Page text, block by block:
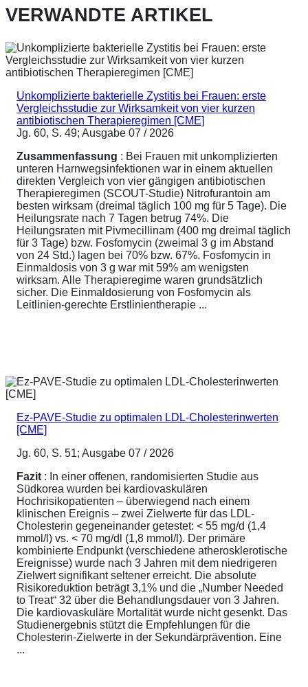
VERWANDTE ARTIKEL
Unkomplizierte bakterielle Zystitis bei Frauen: erste
Vergleichsstudie zur Wirksamkeit von vier kurzen
antibiotischen Therapieregimen [CME]
Jg. 60, S. 49; Ausgabe 07 / 2026
Zusammenfassung : Bei Frauen mit unkomplizierten
unteren Harnwegsinfektionen war in einem aktuellen
direkten Vergleich von vier gängigen antibiotischen
Therapieregimen (SCOUT-Studie) Nitrofurantoin am
besten wirksam (dreimal täglich 100 mg für 5 Tage). Die
Heilungsrate nach 7 Tagen betrug 74%. Die
Heilungsraten mit Pivmecillinam (400 mg dreimal täglich
für 3 Tage) bzw. Fosfomycin (zweimal 3 g im Abstand
von 24 Std.) lagen bei 70% bzw. 67%. Fosfomycin in
Einmaldosis von 3 g war mit 59% am wenigsten
wirksam. Alle Therapieregime waren grundsätzlich
sicher. Die Einmaldosierung von Fosfomycin als
Leitlinien-gerechte Erstlinientherapie ...
Ez-PAVE-Studie zu optimalen LDL-Cholesterinwerten
[CME]
Jg. 60, S. 51; Ausgabe 07 / 2026
Fazit : In einer offenen, randomisierten Studie aus
Südkorea wurden bei kardiovaskulären
Hochrisikopatienten – überwiegend nach einem
klinischen Ereignis – zwei Zielwerte für das LDL-
Cholesterin gegeneinander getestet: < 55 mg/d (1,4
mmol/l) vs. < 70 mg/dl (1,8 mmol/l). Der primäre
kombinierte Endpunkt (verschiedene atherosklerotische
Ereignisse) wurde nach 3 Jahren mit dem niedrigeren
Zielwert signifikant seltener erreicht. Die absolute
Risikoreduktion beträgt 3,1% und die „Number Needed
to Treat“ 32 über die Behandlungsdauer von 3 Jahren.
Die kardiovaskuläre Mortalität wurde nicht gesenkt. Das
Studienergebnis stützt die Empfehlungen für die
Cholesterin-Zielwerte in der Sekundärprävention. Eine
...